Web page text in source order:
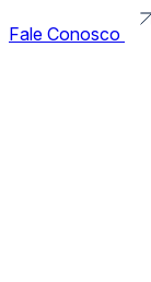
Fale Conosco